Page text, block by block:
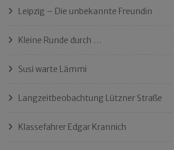
Leipzig – Die unbekannte Freundin
Kleine Runde durch …
Susi warte Lämmi
Langzeitbeobachtung Lützner Straße
Klassefahrer Edgar Krannich